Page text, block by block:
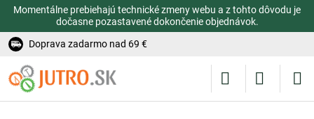
Momentálne prebiehajú technické zmeny webu a z tohto dôvodu je
dočasne pozastavené dokončenie objednávok.
Doprava zadarmo nad 69 €